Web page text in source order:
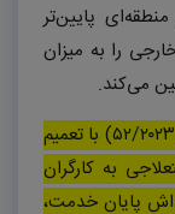
پایین‌تر
را به میزان
می‌کند.
قانون جدید حمایت اجتماعی (فرمان سلطنتی ۵۲/۲۰۲۳) با تعمیم
به کارگران
پایان خدمت،